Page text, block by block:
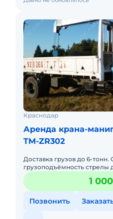
Краснодар
Аренда крана-
TM-ZR302
Доставка грузов до 6-тонн.
грузоподъёмность стрелы
автомобилей.
1
Позвонить